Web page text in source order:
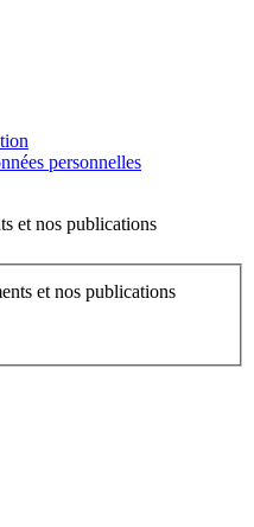
personnelles
et nos publications
et nos publications